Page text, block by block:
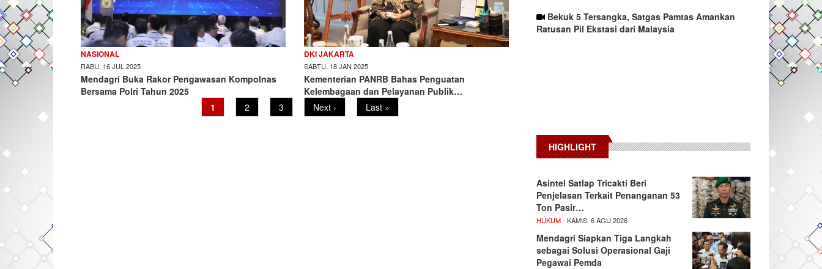
NASIONAL
RABU, 16 JUL 2025
Mendagri Buka Rakor Pengawasan Kompolnas
Bersama Polri Tahun 2025
DKI JAKARTA
SABTU, 18 JAN 2025
Kementerian PANRB Bahas Penguatan
Kelembagaan dan Pelayanan Publik…
Current
page
1 Page
2 Page
3
Next
page
Next ›
Last
page
Last »
Bekuk 5 Tersangka, Satgas Pamtas Amankan
Ratusan Pil Ekstasi dari Malaysia
HIGHLIGHT
Asintel Satlap Tricakti Beri
Penjelasan Terkait Penanganan 53
Ton Pasir…
HUKUM- KAMIS, 6 AGU 2026
Mendagri Siapkan Tiga Langkah
sebagai Solusi Operasional Gaji
Pegawai Pemda